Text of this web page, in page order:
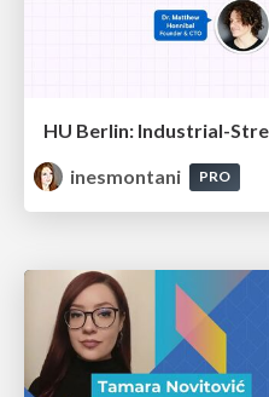
inesmontani
PRO